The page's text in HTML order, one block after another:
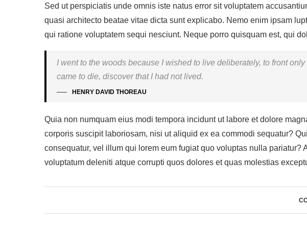
Sed ut perspiciatis unde omnis iste natus error sit voluptatem
quasi architecto beatae vitae dicta sunt explicabo. Nemo enim ipsam
qui ratione voluptatem sequi nesciunt. Neque porro quisquam est, qui
I went to the woods because I wished to live deliberately, to front
came to die, discover that I had not lived.
HENRY DAVID THOREAU
Quia non numquam eius modi tempora incidunt ut labore et dolore
corporis suscipit laboriosam, nisi ut aliquid ex ea commodi sequatur?
consequatur, vel illum qui lorem eum fugiat quo voluptas nulla
voluptatum deleniti atque corrupti quos dolores et quas molestias